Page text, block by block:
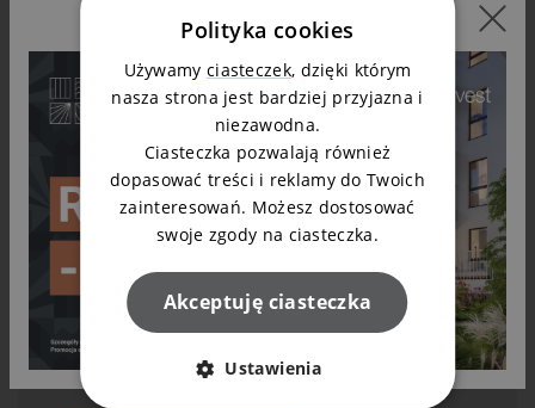
Marek Jasiński
Doradca klienta
t.525 119 014
Polityka cookies
Używamy ciasteczek, dzięki którym
nasza strona jest bardziej przyjazna i
niezawodna.
Ciasteczka pozwalają również
dopasować treści i reklamy do Twoich
zainteresowań. Możesz dostosować
swoje zgody na ciasteczka.
Akceptuję ciasteczka
Ustawienia